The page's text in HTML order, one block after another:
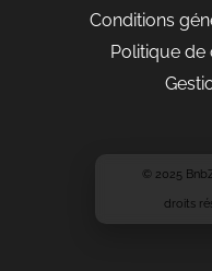
Conditions
Politique de
© 2025
droits